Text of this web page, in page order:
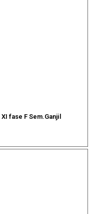
fase F Sem.Ganjil